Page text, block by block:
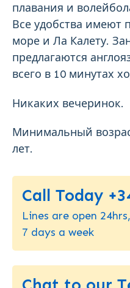
плавания и
Все удобства имеют
море и Ла Калету.
предлагаются
всего в 10 минутах
Никаких вечеринок.
Минимальный
лет.
Call Today
Lines are open 24hrs,
7 days a week